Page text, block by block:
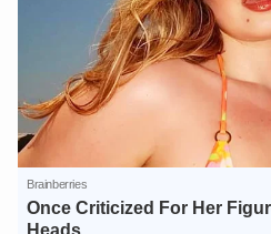
XIN CHÀO,
TÔI LÀ
An Ninh Thủ Đô nhé.